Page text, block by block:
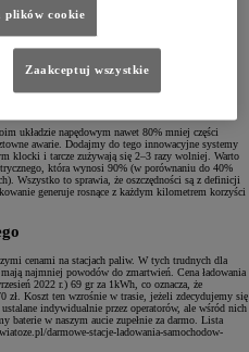
dla naszego portfela. Brak konieczności
świec zapłonowych czy pasków osprzętu
eksploatacji.
narażonych na zużycie, takich jak: sprzęgło
wtryskiwacze czy filtr cząstek stałych, który
się po mieście.
układzie napędowym nawet 80% mniej części
awarie. Dodajmy do tego innowacyjne systemy
klocki i tarcze zużywają się 2–3 razy wolniej. Warto
która wynosi 90% (w porównaniu do 40%
Wszystko to sprawia, że oszczędności są z definicji
generuje rosnące z każdym kilometrem korzyści
cenami na stacjach paliw. W tych trudnych dla
najmniej powodów do zmartwień. Cena ładowania
2022 r.) 69 gr za 1kWh, co oznacza, że
zł. Koszt ten wzrośnie w trasie, jeżeli zdecydujemy się
indywidualnie przez operatorów, ale wśród nich
baterie w naszym aucie zupełnie za darmo. Lista
darmowe-stacje-ladowania-samochodow-
plików cookie
Zaakceptuj wszystkie